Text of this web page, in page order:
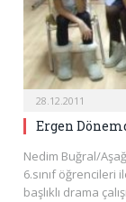
28.12.2011
Ergen
Nedim Buğral/
6.sınıf öğrencileri
başlıklı drama